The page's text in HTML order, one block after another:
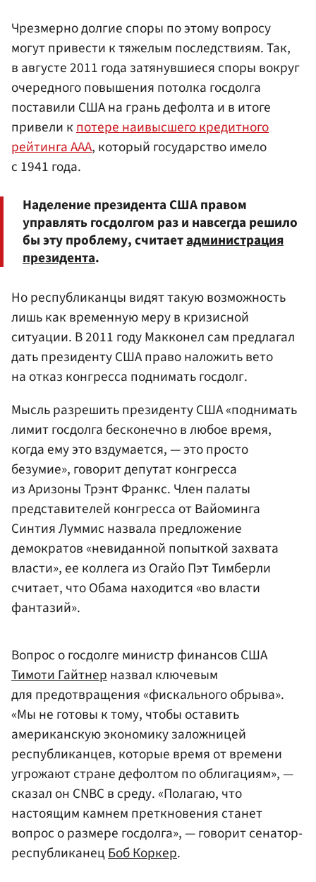
Чрезмерно долгие споры по этому вопросу
могут привести к тяжелым последствиям. Так,
в августе 2011 года затянувшиеся споры вокруг
очередного повышения потолка госдолга
поставили США на грань дефолта и в итоге
привели кпотере наивысшего кредитного
рейтинга ААА, который государство имело
с 1941 года.
Наделение президента США правом
управлять госдолгом раз и навсегда решило
бы эту проблему, считаетадминистрация
президента.
Но республиканцы видят такую возможность
лишь как временную меру в кризисной
ситуации. В 2011 году Макконел сам предлагал
дать президенту США право наложить вето
на отказ конгресса поднимать госдолг.
Мысль разрешить президенту США «поднимать
лимит госдолга бесконечно в любое время,
когда ему это вздумается, — это просто
безумие», говорит депутат конгресса
из Аризоны Трэнт Франкс. Член палаты
представителей конгресса от Вайоминга
Синтия Луммис назвала предложение
демократов «невиданной попыткой захвата
власти», ее коллега из Огайо Пэт Тимберли
считает, что Обама находится «во власти
фантазий».
Вопрос о госдолге министр финансов США
Тимоти Гайтнерназвал ключевым
для предотвращения «фискального обрыва».
«Мы не готовы к тому, чтобы оставить
американскую экономику заложницей
республиканцев, которые время от времени
угрожают стране дефолтом по облигациям», —
сказал он CNBC в среду. «Полагаю, что
настоящим камнем преткновения станет
вопрос о размере госдолга», — говорит сенатор-
республиканецБоб Коркер.